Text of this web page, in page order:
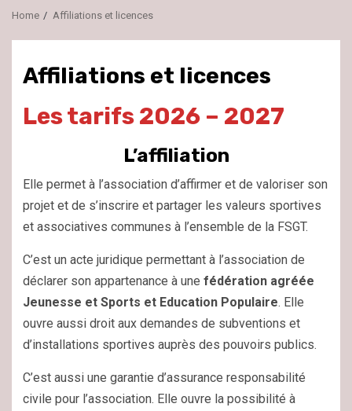
Home Affiliations et licences
Affiliations et licences
Les tarifs 2026 – 2027
L’affiliation
Elle permet à l’association d’affirmer et de valoriser son
projet et de s’inscrire et partager les valeurs sportives
et associatives communes à l’ensemble de la FSGT.
C’est un acte juridique permettant à l’association de
déclarer son appartenance à une fédération agréée
Jeunesse et Sports et Education Populaire. Elle
ouvre aussi droit aux demandes de subventions et
d’installations sportives auprès des pouvoirs publics.
C’est aussi une garantie d’assurance responsabilité
civile pour l’association. Elle ouvre la possibilité à